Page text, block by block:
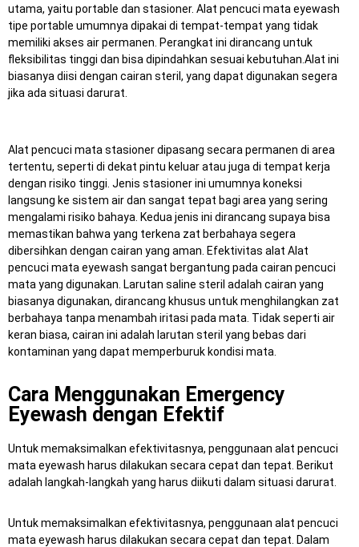
utama, yaitu portable dan stasioner. Alat pencuci mata eyewash
tipe portable umumnya dipakai di tempat-tempat yang tidak
memiliki akses air permanen. Perangkat ini dirancang untuk
fleksibilitas tinggi dan bisa dipindahkan sesuai kebutuhan. Alat ini
biasanya diisi dengan cairan steril, yang dapat digunakan segera
jika ada situasi darurat.
Alat pencuci mata stasioner dipasang secara permanen di area
tertentu, seperti di dekat pintu keluar atau juga di tempat kerja
dengan risiko tinggi. Jenis stasioner ini umumnya koneksi
langsung ke sistem air dan sangat tepat bagi area yang sering
mengalami risiko bahaya. Kedua jenis ini dirancang supaya bisa
memastikan bahwa yang terkena zat berbahaya segera
dibersihkan dengan cairan yang aman. Efektivitas alat Alat
pencuci mata eyewash sangat bergantung pada cairan pencuci
mata yang digunakan. Larutan saline steril adalah cairan yang
biasanya digunakan, dirancang khusus untuk menghilangkan zat
berbahaya tanpa menambah iritasi pada mata. Tidak seperti air
keran biasa, cairan ini adalah larutan steril yang bebas dari
kontaminan yang dapat memperburuk kondisi mata.
Cara Menggunakan Emergency
Eyewash dengan Efektif
Untuk memaksimalkan efektivitasnya, penggunaan alat pencuci
mata eyewash harus dilakukan secara cepat dan tepat. Berikut
adalah langkah-langkah yang harus diikuti dalam situasi darurat.
Untuk memaksimalkan efektivitasnya, penggunaan alat pencuci
mata eyewash harus dilakukan secara cepat dan tepat. Dalam